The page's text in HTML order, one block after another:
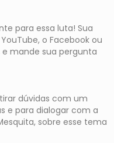
para essa luta! Sua
o Facebook ou
e mande sua pergunta
dúvidas com um
e para dialogar com a
sobre esse tema